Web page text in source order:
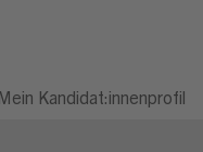
Mein Kandidat:innenprofil